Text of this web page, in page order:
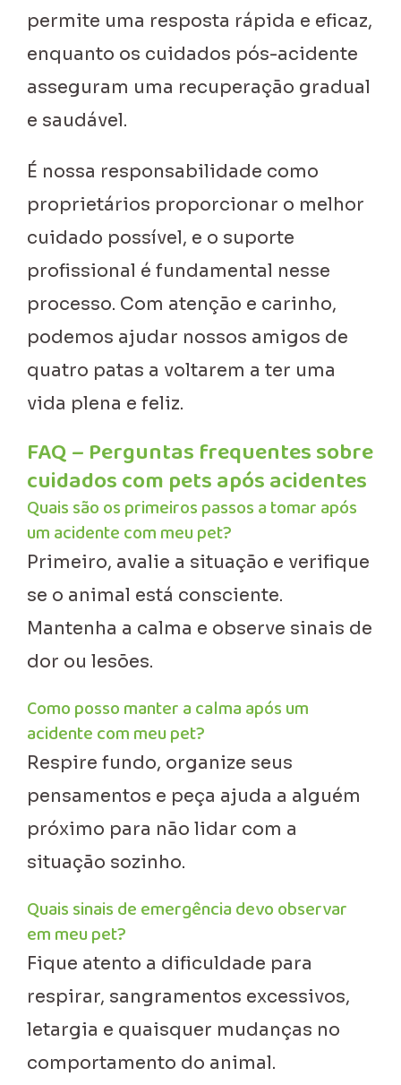
permite uma resposta rápida e eficaz,
enquanto os cuidados pós-acidente
asseguram uma recuperação gradual
e saudável.
É nossa responsabilidade como
proprietários proporcionar o melhor
cuidado possível, e o suporte
profissional é fundamental nesse
processo. Com atenção e carinho,
podemos ajudar nossos amigos de
quatro patas a voltarem a ter uma
vida plena e feliz.
FAQ – Perguntas frequentes sobre
cuidados com pets após acidentes
Quais são os primeiros passos a tomar após
um acidente com meu pet?
Primeiro, avalie a situação e verifique
se o animal está consciente.
Mantenha a calma e observe sinais de
dor ou lesões.
Como posso manter a calma após um
acidente com meu pet?
Respire fundo, organize seus
pensamentos e peça ajuda a alguém
próximo para não lidar com a
situação sozinho.
Quais sinais de emergência devo observar
em meu pet?
Fique atento a dificuldade para
respirar, sangramentos excessivos,
letargia e quaisquer mudanças no
comportamento do animal.